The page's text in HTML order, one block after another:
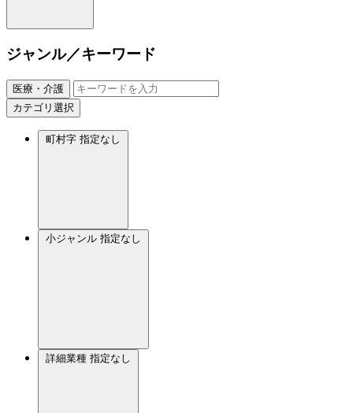
ジャンル／キーワード
医療・介護
カテゴリ選択
町村字 指定なし
小ジャンル 指定なし
詳細業種 指定なし